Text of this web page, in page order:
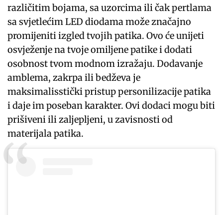
različitim bojama, sa uzorcima ili čak pertlama
sa svjetlećim LED diodama može značajno
promijeniti izgled tvojih patika. Ovo će unijeti
osvježenje na tvoje omiljene patike i dodati
osobnost tvom modnom izražaju. Dodavanje
amblema, zakrpa ili bedževa je
maksimalisstički pristup personilizacije patika
i daje im poseban karakter. Ovi dodaci mogu biti
prišiveni ili zaljepljeni, u zavisnosti od
materijala patika.